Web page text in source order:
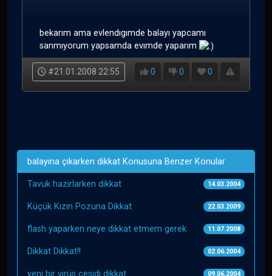
bekarım ama evlendıgımde balayı yapcamı
sanmıyorum yapsamda evımde yaparım
#21.01.2008 22:55 0 0 0
balayına çıkarken dikkat Konusuna Benzer Konular
Tavuk hazirlarken dikkat 14.03.2004
Küçük Kızın Pozuna Dikkat 22.03.2009
flash yaparken neye dikkat etmem gerek 11.07.2008
Dikkat Dikkat!! 02.06.2004
09.06.2004